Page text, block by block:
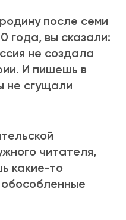
после семи
года, вы сказали:
не создала
И пишешь в
не сгущали
читателя,
какие-то